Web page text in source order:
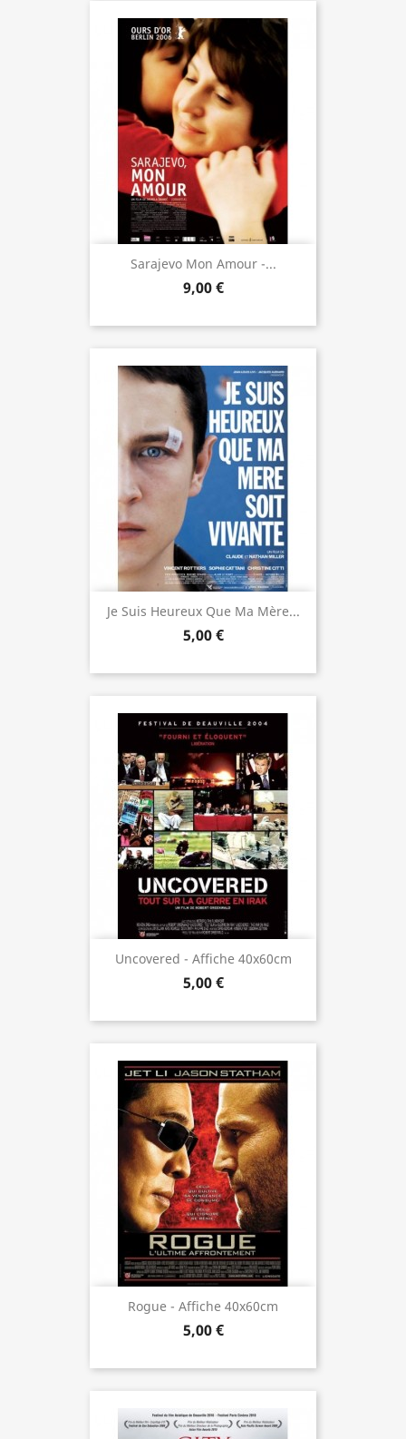
Sarajevo Mon Amour -...
9,00 €
Je Suis Heureux Que Ma Mère...
5,00 €
Uncovered - Affiche 40x60cm
5,00 €
Rogue - Affiche 40x60cm
5,00 €